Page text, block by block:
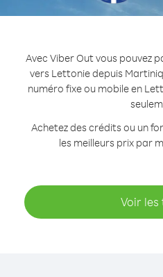
Avec Viber Out vous pouvez
vers Lettonie depuis
numéro fixe ou mobile en
Achetez des crédits ou un
les meilleurs prix par
Voir